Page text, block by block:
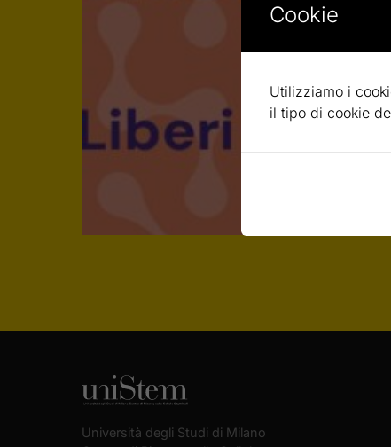
Università degli Studi di Milano
Cookie
Utilizziamo i
il tipo di cookie